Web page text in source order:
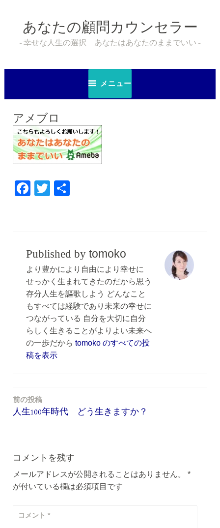
へ
あなたの顧問カウンセラー
幸せな人生の選択 あなたはあなたのままでいい
メニュー
アメブロ
F
b
o
o
k
T
Published by tomoko
より豊かにより自由により幸せに
せっかく生まれてきたのだから思う
存分人生を謳歌しよう どんなこと
もすべては経験であり未来の幸せに
つながっている 自分を大切に自分
らしく生きることがよりよい未来へ
の一歩だから tomoko のすべての投
稿を表示
投
稿
ビ
ゲ
ー
前の投稿
人生100年時代 どう生きますか？
コメントを残す
メールアドレスが公開されることはありません。
*
が付いている欄は必須項目です
コメント*